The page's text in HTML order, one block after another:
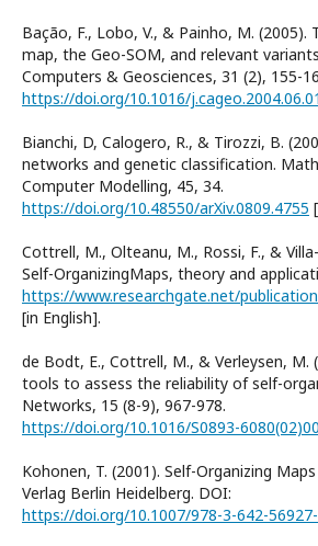
Bação, F., Lobo, V., & Painho, M. (2005).
map, the Geo-SOM, and relevant
Computers & Geosciences, 31 (2), 155-
https://doi.org/10.1016/
Bianchi, D, Calogero, R., & Tirozzi, B.
networks and genetic classification.
Computer Modelling, 45, 34.
https://doi.org/10.48550/arXiv.0809.4755
Cottrell, M., Olteanu, M., Rossi, F., &
Self-OrganizingMaps, theory and
[in English].
de Bodt, E., Cottrell, M., & Verleysen, M.
tools to assess the reliability of self-
Networks, 15 (8-9), 967-978.
https://doi.org/10.1016/S0893-
Kohonen, T. (2001). Self-Organizing
Verlag Berlin Heidelberg. DOI:
https://doi.org/10.1007/978-3-642-